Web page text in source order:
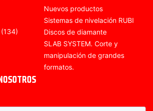
(134)
Nuevos productos
Sistemas de nivelación RUBI
Discos de diamante
SLAB SYSTEM. Corte y
manipulación de grandes
formatos.